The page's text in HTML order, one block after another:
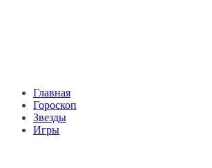
Главная
Гороскоп
Звезды
Игры